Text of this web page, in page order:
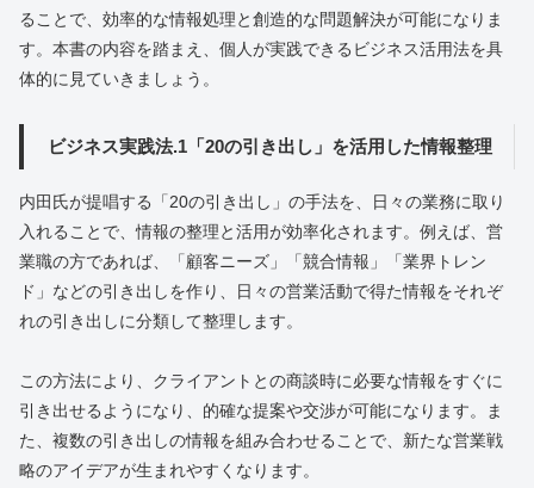
ることで、効率的な情報処理と創造的な問題解決が可能になりま
す。本書の内容を踏まえ、個人が実践できるビジネス活用法を具
体的に見ていきましょう。
ビジネス実践法.1「20の引き出し」を活用した情報整理
内田氏が提唱する「20の引き出し」の手法を、日々の業務に取り
入れることで、情報の整理と活用が効率化されます。例えば、営
業職の方であれば、「顧客ニーズ」「競合情報」「業界トレン
ド」などの引き出しを作り、日々の営業活動で得た情報をそれぞ
れの引き出しに分類して整理します。
この方法により、クライアントとの商談時に必要な情報をすぐに
引き出せるようになり、的確な提案や交渉が可能になります。ま
た、複数の引き出しの情報を組み合わせることで、新たな営業戦
略のアイデアが生まれやすくなります。